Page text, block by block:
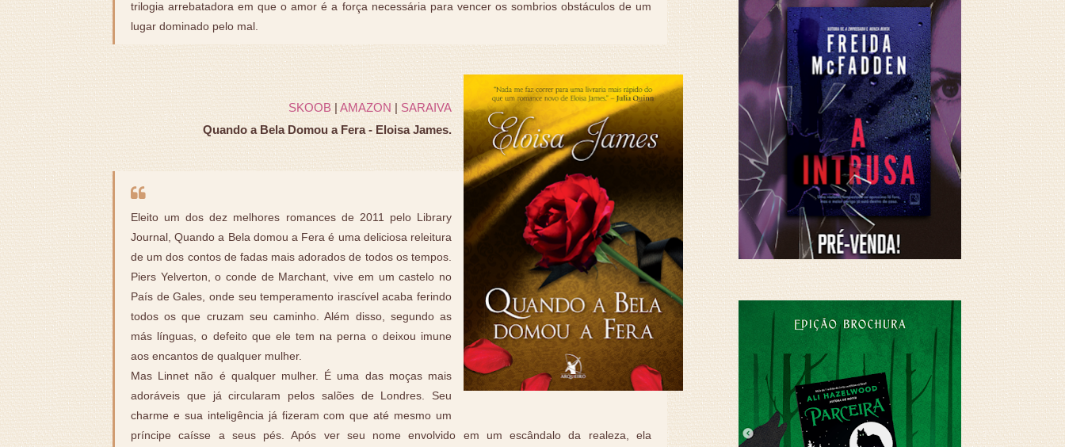
trilogia arrebatadora em que o amor é a força necessária para vencer os sombrios obstáculos de um
lugar dominado pelo mal.
SKOOB| AMAZON | SARAIVA
Quando a Bela Domou a Fera - Eloisa James.
Eleito um dos dez melhores romances de 2011 pelo Library
Journal, Quando a Bela domou a Fera é uma deliciosa releitura
de um dos contos de fadas mais adorados de todos os tempos.
Piers Yelverton, o conde de Marchant, vive em um castelo no
País de Gales, onde seu temperamento irascível acaba ferindo
todos os que cruzam seu caminho. Além disso, segundo as
más línguas, o defeito que ele tem na perna o deixou imune
aos encantos de qualquer mulher.
Mas Linnet não é qualquer mulher. É uma das moças mais
adoráveis que já circularam pelos salões de Londres. Seu
charme e sua inteligência já fizeram com que até mesmo um
príncipe caísse a seus pés. Após ver seu nome envolvido em um escândalo da realeza, ela